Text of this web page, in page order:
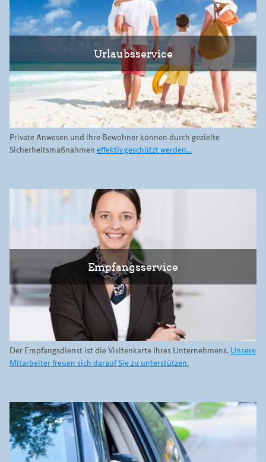
Urlaubsservice
Private Anwesen und ihre Bewohner können durch gezielte
Sicherheitsmaßnahmen effektiv geschützt werden...
Empfangsservice
Der Empfangsdienst ist die Visitenkarte Ihres Unternehmens. Unsere
Mitarbeiter freuen sich darauf Sie zu unterstützen.